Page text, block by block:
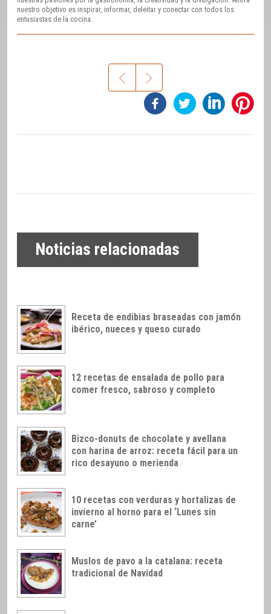
nuestro objetivo es inspirar, informar, deleitar y conectar con todos los
entusiastas de la cocina.
Noticias relacionadas
Receta de endibias braseadas con jamón
ibérico, nueces y queso curado
12 recetas de ensalada de pollo para
comer fresco, sabroso y completo
Bizco-donuts de chocolate y avellana
con harina de arroz: receta fácil para un
rico desayuno o merienda
10 recetas con verduras y hortalizas de
invierno al horno para el ‘Lunes sin
carne’
Muslos de pavo a la catalana: receta
tradicional de Navidad